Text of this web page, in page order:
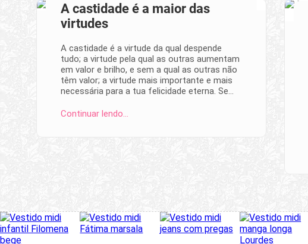
A castidade é a maior das
virtudes
A castidade é a virtude da qual despende
tudo; a virtude pela qual as outras aumentam
em valor e brilho, e sem a qual as outras não
têm valor; a virtude mais importante e mais
necessária para a tua felicidade eterna. Se…
Continuar lendo…